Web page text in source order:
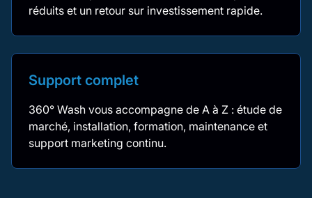
réduits et un retour sur investissement rapide.
Support complet
360° Wash vous accompagne de A à Z : étude de
marché, installation, formation, maintenance et
support marketing continu.